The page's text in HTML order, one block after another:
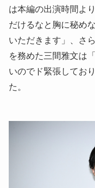
は本編の出演時間よ
だけるなと胸に秘め
いただきます」、さ
を務めた三間雅文は
いのでド緊張してお
た。